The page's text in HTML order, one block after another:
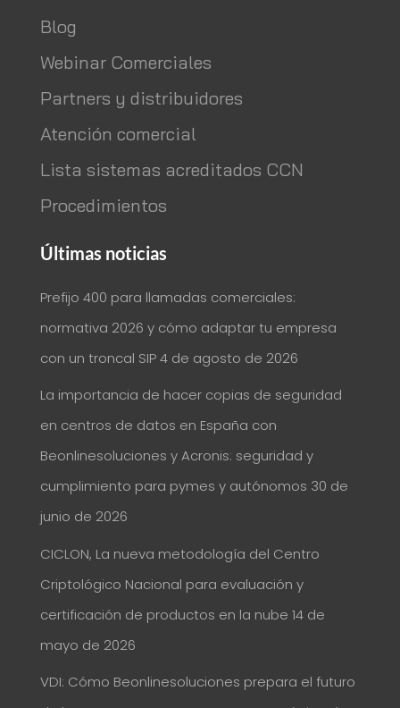
Blog
Webinar Comerciales
Partners y distribuidores
Atención comercial
Lista sistemas acreditados CCN
Procedimientos
Últimas noticias
Prefijo 400 para llamadas comerciales:
normativa 2026 y cómo adaptar tu empresa
con un troncal SIP 4 de agosto de 2026
La importancia de hacer copias de seguridad
en centros de datos en España con
Beonlinesoluciones y Acronis: seguridad y
cumplimiento para pymes y autónomos 30 de
junio de 2026
CICLON, La nueva metodología del Centro
Criptológico Nacional para evaluación y
certificación de productos en la nube 14 de
mayo de 2026
VDI: Cómo Beonlinesoluciones prepara el futuro